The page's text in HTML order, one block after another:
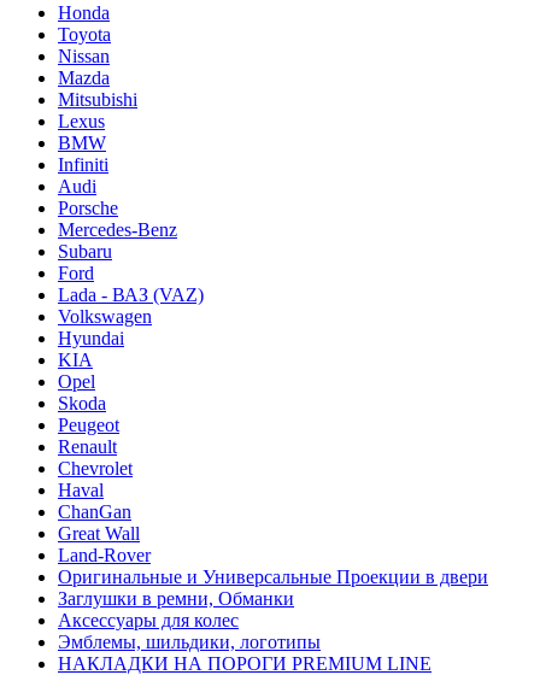
Honda
Toyota
Nissan
Mazda
Mitsubishi
Lexus
BMW
Infiniti
Audi
Porsche
Mercedes-Benz
Subaru
Ford
Lada - ВАЗ (VAZ)
Volkswagen
Hyundai
KIA
Opel
Skoda
Peugeot
Renault
Chevrolet
Haval
ChanGan
Great Wall
Land-Rover
Оригинальные и Универсальные Проекции в двери
Заглушки в ремни, Обманки
Аксессуары для колес
Эмблемы, шильдики, логотипы
НАКЛАДКИ НА ПОРОГИ PREMIUM LINE